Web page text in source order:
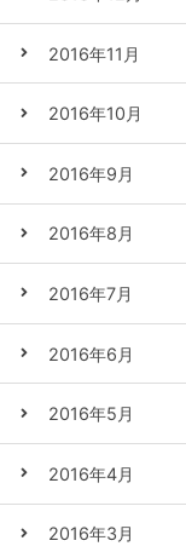
2016年11月
2016年10月
2016年9月
2016年8月
2016年7月
2016年6月
2016年5月
2016年4月
2016年3月